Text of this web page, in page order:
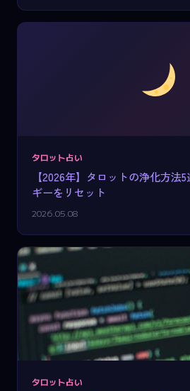
タロット占い
【2026年】タロットの浄化方法
ギーをリセット
2026.05.08
タロット占い